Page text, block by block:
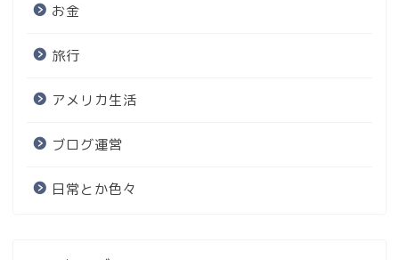
お金
旅行
アメリカ生活
ブログ運営
日常とか色々